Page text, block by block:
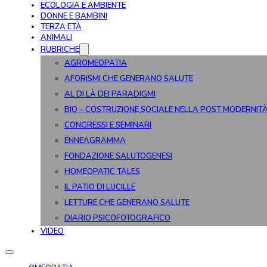
ECOLOGIA E AMBIENTE
DONNE E BAMBINI
TERZA ETÀ
ANIMALI
RUBRICHE
AGROMEOPATIA
AFORISMI CHE GENERANO SALUTE
AL DI LÀ DEI PARADIGMI
BIO – COSTRUZIONE SOCIALE NELLA POST
CONGRESSI E SEMINARI
ENNEAGRAMMA
FONDAZIONE SALUTOGENESI
HOMEOPATIC TALES
IL PATIO DI LUCILLE
LETTURE CHE GENERANO SALUTE
DIARIO PSICOFOTOGRAFICO
VIDEO